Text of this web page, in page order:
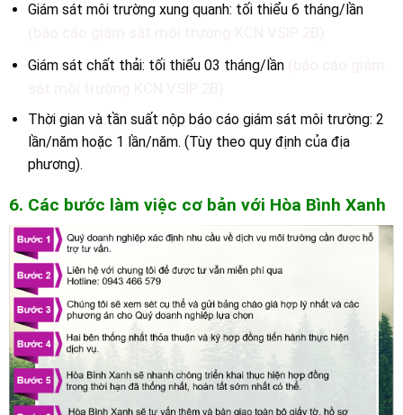
Giám sát môi trường xung quanh: tối thiểu 6 tháng/lần
Giám sát chất thải: tối thiểu 03 tháng/lần
Thời gian và tần suất nộp báo cáo giám sát môi trường: 2
lần/năm hoặc 1 lần/năm. (Tùy theo quy định của địa
phương).
6. Các bước làm việc cơ bản với Hòa Bình Xanh